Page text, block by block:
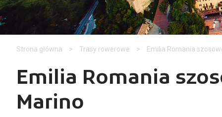
Strona główna > Trasy rowerowe > Emilia Romania
Emilia Romania
Marino